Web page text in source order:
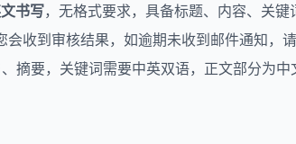
书写，无格式要求，具备标题、内容、关
收到审核结果，如逾期未收到邮件通知，请
摘要，关键词需要中英双语，正文部分为